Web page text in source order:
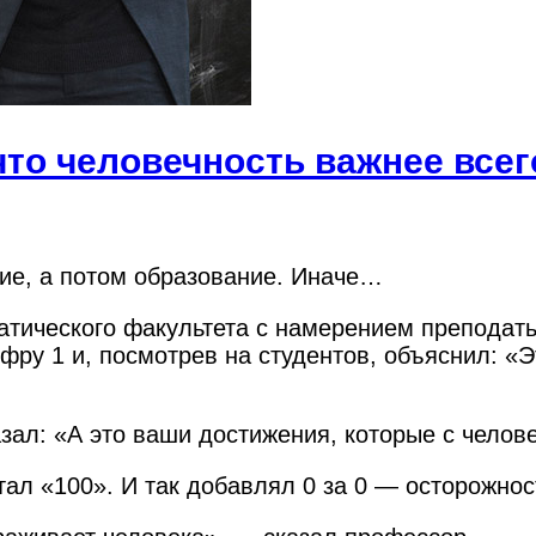
человечность важнее
а потом образование. Иначе…
факультета с намерением
1 и, посмотрев на студентов, объяснил:
«А это ваши достижения, которые с
«100». И так добавлял 0 за 0 —